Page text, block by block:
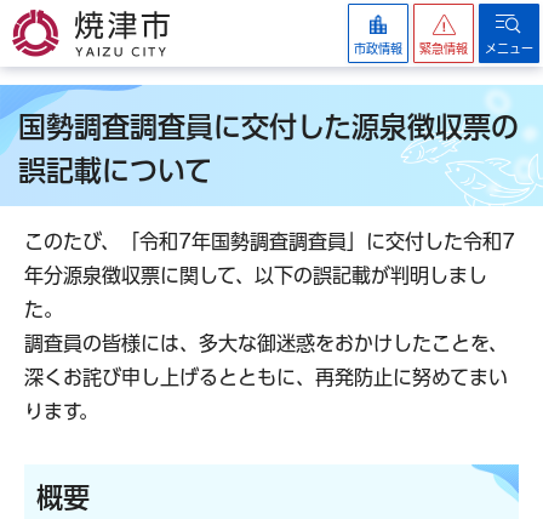
焼津市
市政情報 緊急情報 メニュー
国勢調査調査員に交付した源泉徴収票の
誤記載について
このたび、「令和7年国勢調査調査員」に交付した令和7
年分源泉徴収票に関して、以下の誤記載が判明しまし
た。
調査員の皆様には、多大な御迷惑をおかけしたことを、
深くお詫び申し上げるとともに、再発防止に努めてまい
ります。
概要